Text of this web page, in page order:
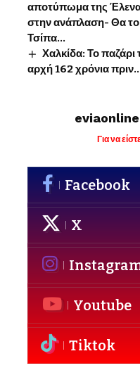
αποτύπωμα της
στην ανάπλαση- Θα το
Τσίπα…
Χαλκίδα: Το
αρχή 162 χρόνια
Για να
Facebook
X
Youtube
Tiktok